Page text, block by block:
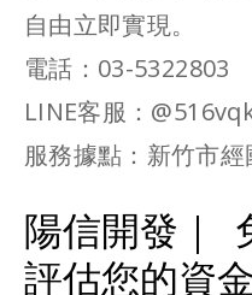
自由立即實現。
電話：03-5322803
LINE客服 ：
服務據點 ：新竹市